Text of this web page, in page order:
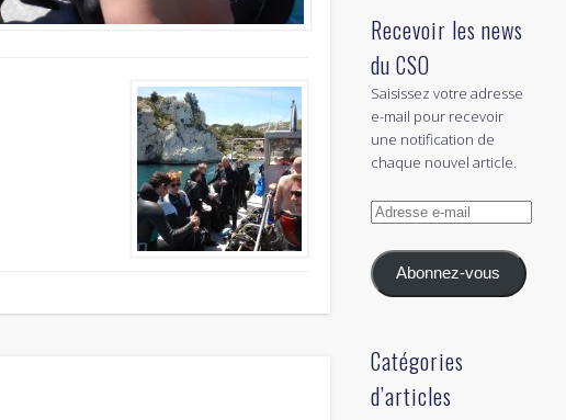
Recevoir les news
du CSO
Saisissez votre adresse
e-mail pour recevoir
une notification de
chaque nouvel article.
Adresse
mail
Abonnez-vous
Catégories
d’articles